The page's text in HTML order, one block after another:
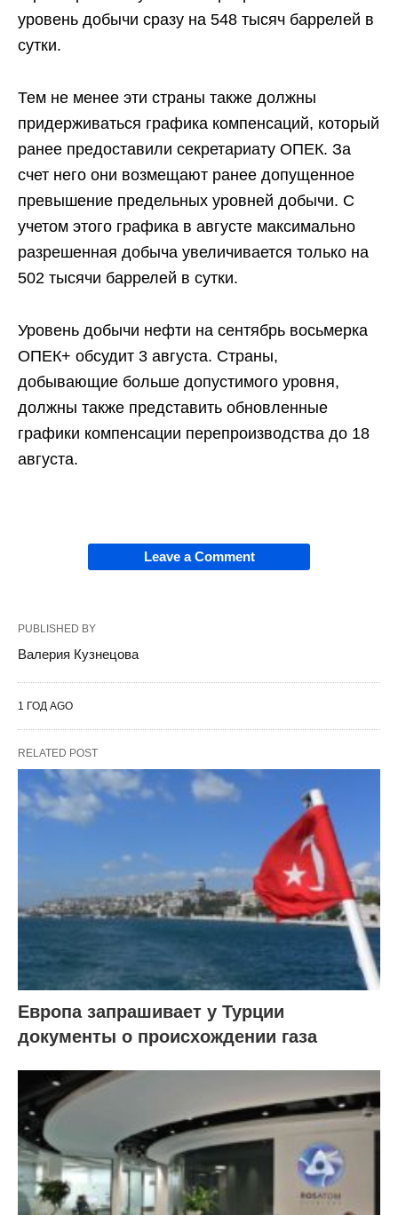
уровень добычи сразу на 548 тысяч баррелей в
сутки.
Тем не менее эти страны также должны
придерживаться графика компенсаций, который
ранее предоставили секретариату ОПЕК. За
счет него они возмещают ранее допущенное
превышение предельных уровней добычи. С
учетом этого графика в августе максимально
разрешенная добыча увеличивается только на
502 тысячи баррелей в сутки.
Уровень добычи нефти на сентябрь восьмерка
ОПЕК+ обсудит 3 августа. Страны,
добывающие больше допустимого уровня,
должны также представить обновленные
графики компенсации перепроизводства до 18
августа.
Leave a Comment
PUBLISHED BY
Валерия Кузнецова
1 ГОД AGO
RELATED POST
Европа запрашивает у Турции
документы о происхождении газа